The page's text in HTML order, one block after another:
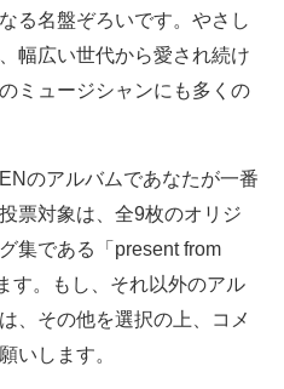
る名盤ぞろいです。やさし
幅広い世代から愛され続け
ミュージシャンにも多くの
のアルバムであなたが一番
票対象は、全9枚のオリジ
集である「present from
す。もし、それ以外のアル
、その他を選択の上、コメ
いします。